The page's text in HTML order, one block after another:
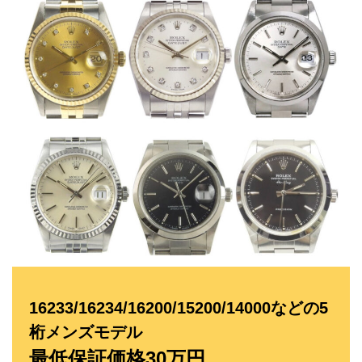
16233/16234/16200/15200/14000などの5
桁メンズモデル